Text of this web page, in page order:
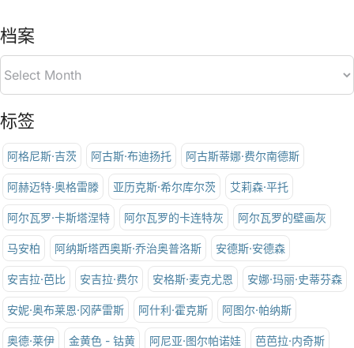
档案
标签
阿格尼斯·吉茨 阿古斯·布迪扬托 阿古斯蒂娜·费尔南德斯
阿赫迈特·奥格雷滕 亚历克斯·希尔库尔茨 艾莉森·平托
阿尔瓦罗·卡斯塔涅特 阿尔瓦罗的卡连特灰 阿尔瓦罗的壁画灰
马安柏 阿纳斯塔西奥斯·乔治奥普洛斯 安德斯·安德森
安吉拉·芭比 安吉拉·费尔 安格斯·麦克尤恩 安娜·玛丽·史蒂芬森
安妮·奥布莱恩·冈萨雷斯 阿什利·霍克斯 阿图尔·帕纳斯
奥德·莱伊 金黄色 - 钴黄 阿尼亚·图尔帕诺娃 芭芭拉·内奇斯